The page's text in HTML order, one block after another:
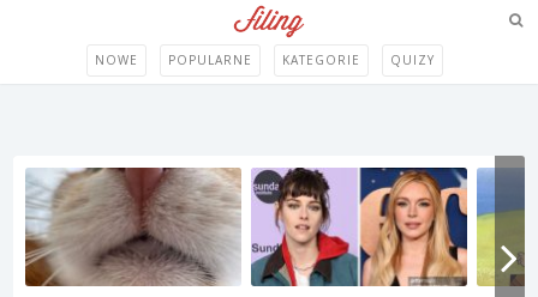
NOWE POPULARNE KATEGORIE QUIZY